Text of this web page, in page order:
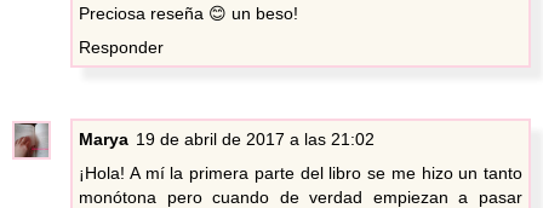
Preciosa reseña 😊 un beso!
Responder
Marya 19 de abril de 2017 a las 21:02
¡Hola! A mí la primera parte del libro se me hizo un tanto
monótona pero cuando de verdad empiezan a pasar